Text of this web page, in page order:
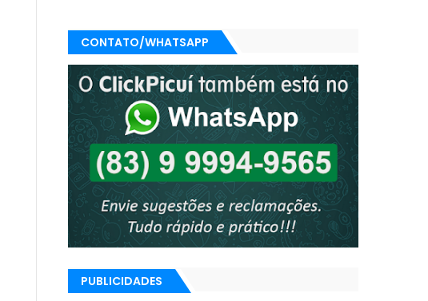
CONTATO/WHATSAPP
PUBLICIDADES